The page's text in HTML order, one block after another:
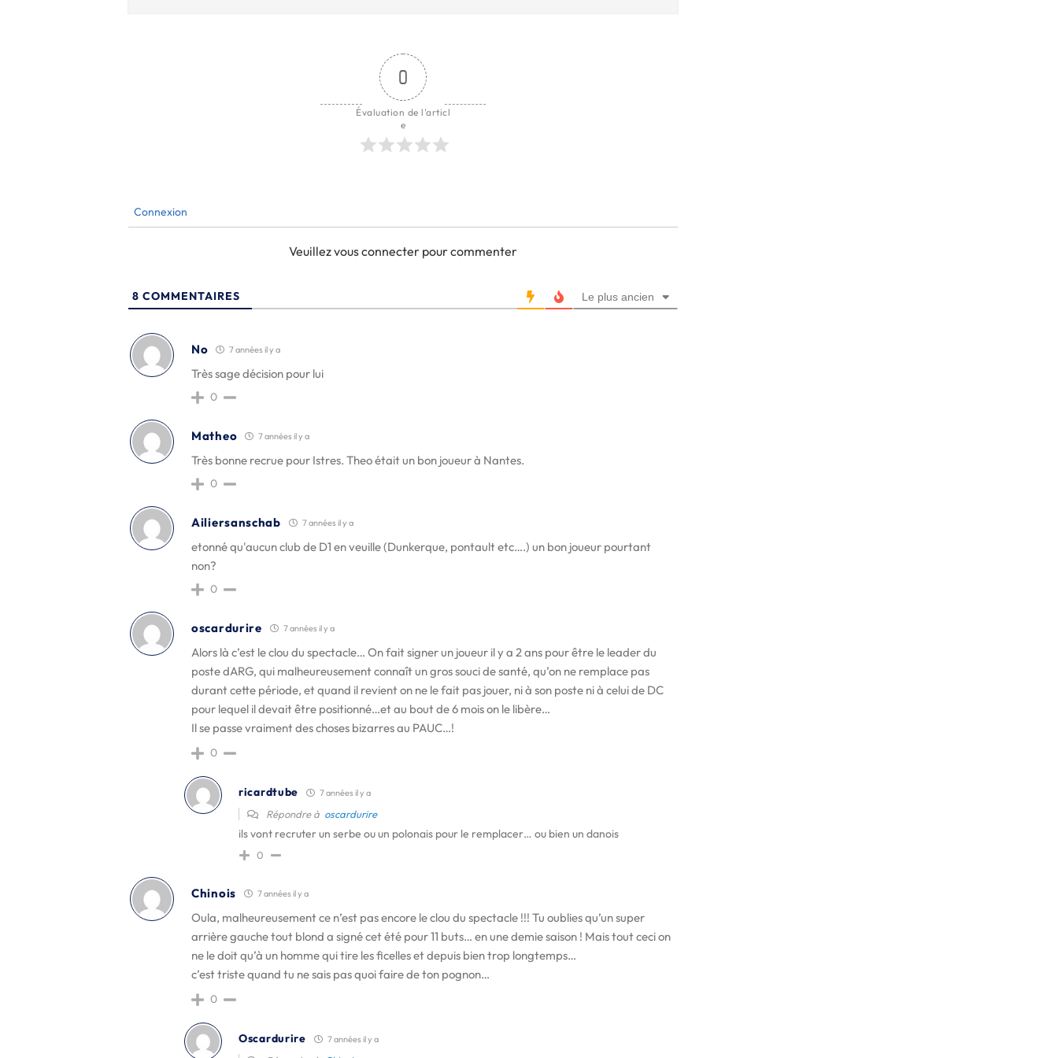
0
Évaluation de l'articl
e
Connexion
Veuillez vous connecter pour commenter
8 COMMENTAIRES Le plus ancien
No 7 années il y a
Très sage décision pour lui
0
Matheo 7 années il y a
Très bonne recrue pour Istres. Theo était un bon joueur à Nantes.
0
Ailiersanschab 7 années il y a
etonné qu'aucun club de D1 en veuille (Dunkerque, pontault etc….) un bon joueur pourtant
non?
0
oscardurire 7 années il y a
Alors là c’est le clou du spectacle… On fait signer un joueur il y a 2 ans pour être le leader du
poste dARG, qui malheureusement connaît un gros souci de santé, qu’on ne remplace pas
durant cette période, et quand il revient on ne le fait pas jouer, ni à son poste ni à celui de DC
pour lequel il devait être positionné…et au bout de 6 mois on le libère…
Il se passe vraiment des choses bizarres au PAUC…!
0
ricardtube 7 années il y a
Répondre à oscardurire
ils vont recruter un serbe ou un polonais pour le remplacer… ou bien un danois
0
Chinois 7 années il y a
Oula, malheureusement ce n’est pas encore le clou du spectacle !!! Tu oublies qu’un super
arrière gauche tout blond a signé cet été pour 11 buts… en une demie saison ! Mais tout ceci on
ne le doit qu’à un homme qui tire les ficelles et depuis bien trop longtemps…
c’est triste quand tu ne sais pas quoi faire de ton pognon…
0
Oscardurire 7 années il y a